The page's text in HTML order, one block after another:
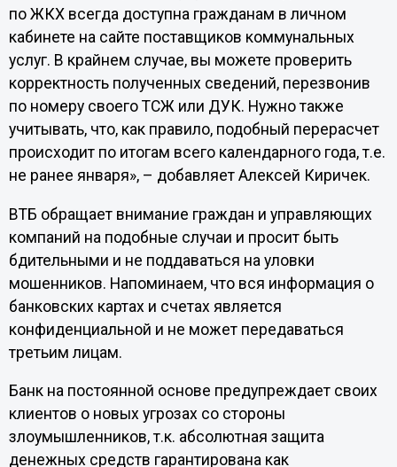
по ЖКХ всегда доступна гражданам в личном
кабинете на сайте поставщиков коммунальных
услуг. В крайнем случае, вы можете проверить
корректность полученных сведений, перезвонив
по номеру своего ТСЖ или ДУК. Нужно также
учитывать, что, как правило, подобный перерасчет
происходит по итогам всего календарного года, т.е.
не ранее января», – добавляет Алексей Киричек.
ВТБ обращает внимание граждан и управляющих
компаний на подобные случаи и просит быть
бдительными и не поддаваться на уловки
мошенников. Напоминаем, что вся информация о
банковских картах и счетах является
конфиденциальной и не может передаваться
третьим лицам.
Банк на постоянной основе предупреждает своих
клиентов о новых угрозах со стороны
злоумышленников, т.к. абсолютная защита
денежных средств гарантирована как